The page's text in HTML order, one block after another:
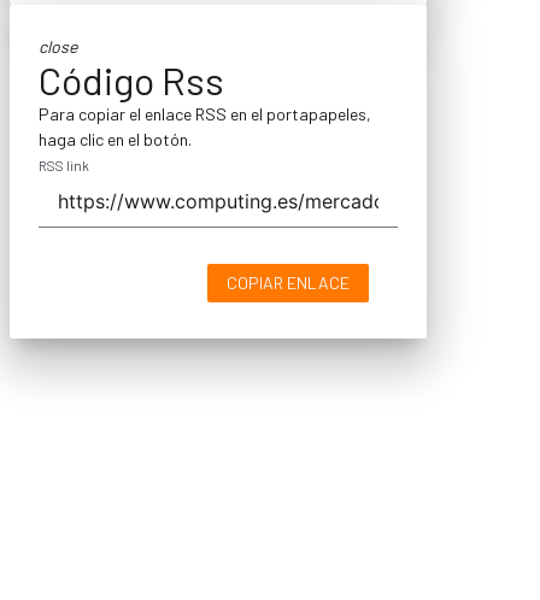
close
Código Rss
Para copiar el enlace RSS en el portapapeles,
haga clic en el botón.
RSS link
COPIAR ENLACE